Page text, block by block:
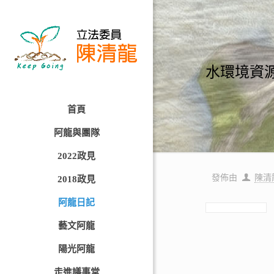
首頁
阿龍與團隊
2022政見
2018政見
阿龍日記
藝文阿龍
陽光阿龍
水環境資
發佈由 陳